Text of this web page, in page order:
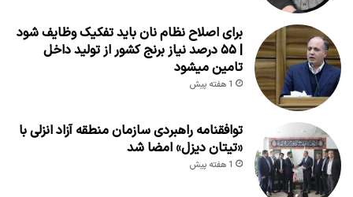
برای اصلاح نظام نان باید تفکیک وظایف شود
| ۵۵ درصد نیاز برنج کشور از تولید داخل
تامین میشود
1 هفته پیش
توافقنامه راهبردی سازمان منطقه آزاد انزلی با
«تیتان دیزل» امضا شد
1 هفته پیش